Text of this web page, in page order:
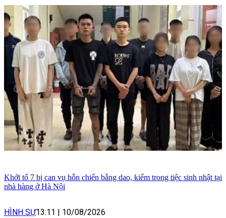
Khởi tố 7 bị can vụ hỗn chiến bằng dao, kiếm trong tiệc sinh nhật tại
nhà hàng ở Hà Nội
HÌNH SỰ13:11 | 10/08/2026